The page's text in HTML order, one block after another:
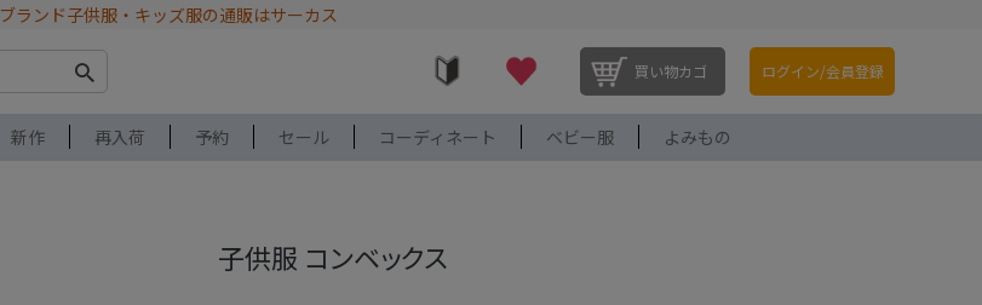
ブランド子供服・キッズ服の通販はサーカス
買い物カゴ ログイン/会員登録
新作 再入荷 予約 セール コーディネート ベビー服 よみもの
子供服 コンベックス